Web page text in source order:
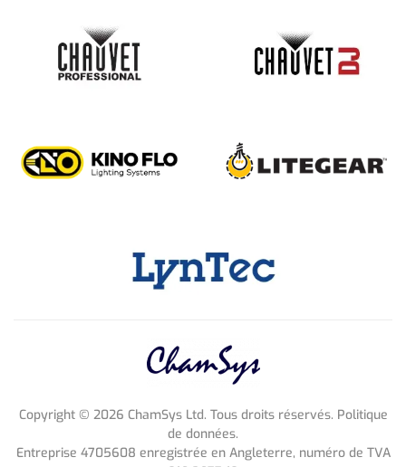
Copyright © 2026 ChamSys Ltd. Tous droits réservés. Politique
de données.
Entreprise 4705608 enregistrée en Angleterre, numéro de TVA